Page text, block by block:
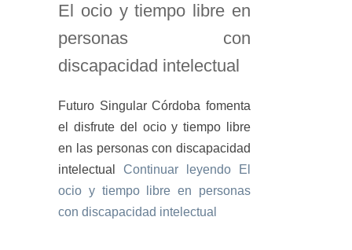
El ocio y tiempo libre en
personas con
discapacidad intelectual
Futuro Singular Córdoba fomenta
el disfrute del ocio y tiempo libre
en las personas con discapacidad
intelectual Continuar leyendo El
ocio y tiempo libre en personas
con discapacidad intelectual